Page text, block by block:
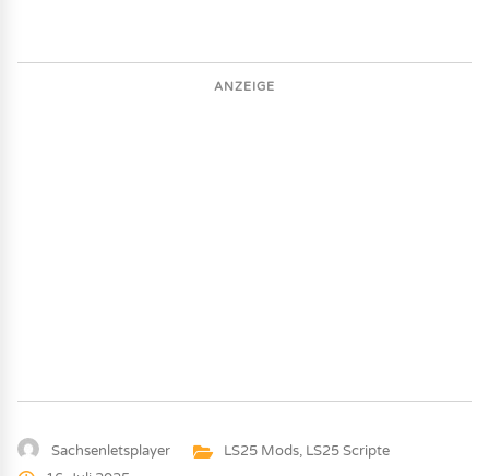
ANZEIGE
Sachsenletsplayer LS25 Mods, LS25 Scripte